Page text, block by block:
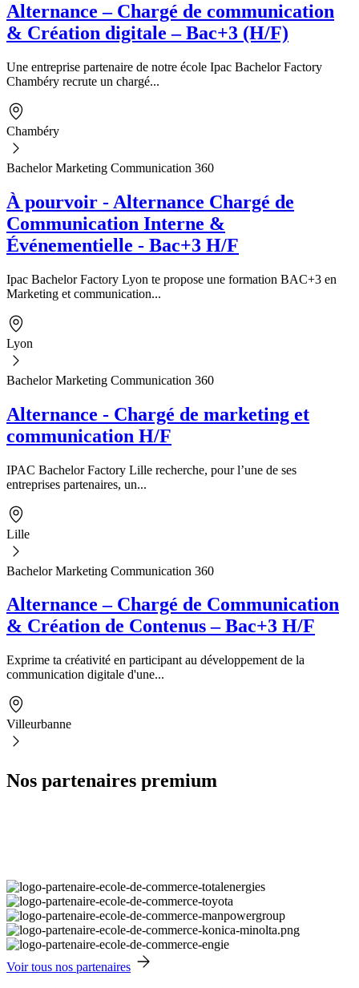
Alternance – Chargé de communication
& Création digitale – Bac+3 (H/F)
Une entreprise partenaire de notre école Ipac Bachelor Factory
Chambéry recrute un chargé...
Chambéry
Bachelor Marketing Communication 360
À pourvoir - Alternance Chargé de
Communication Interne &
Événementielle - Bac+3 H/F
Ipac Bachelor Factory Lyon te propose une formation BAC+3 en
Marketing et communication...
Lyon
Bachelor Marketing Communication 360
Alternance - Chargé de marketing et
communication H/F
IPAC Bachelor Factory Lille recherche, pour l’une de ses
entreprises partenaires, un...
Lille
Bachelor Marketing Communication 360
Alternance – Chargé de Communication
& Création de Contenus – Bac+3 H/F
Exprime ta créativité en participant au développement de la
communication digitale d'une...
Villeurbanne
Nos partenaires premium
Voir tous nos partenaires